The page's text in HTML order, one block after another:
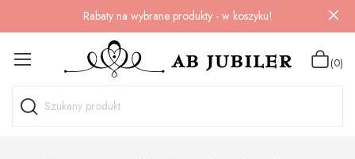
Rabaty na wybrane produkty - w koszyku!
(0)